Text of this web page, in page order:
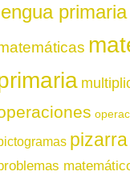
primaria